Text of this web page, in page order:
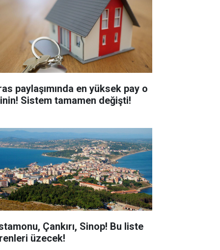
paylaşımında en yüksek pay o
Sistem tamamen değişti!
Çankırı, Sinop! Bu liste
üzecek!